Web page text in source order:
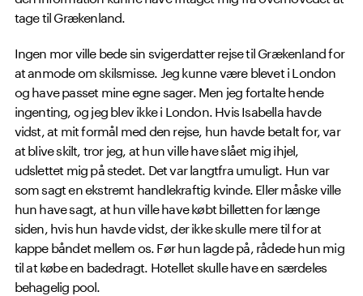
tage til Grækenland.
Ingen mor ville bede sin svigerdatter rejse til Grækenland for
at anmode om skilsmisse. Jeg kunne være blevet i London
og have passet mine egne sager. Men jeg fortalte hende
ingenting, og jeg blev ikke i London. Hvis Isabella havde
vidst, at mit formål med den rejse, hun havde betalt for, var
at blive skilt, tror jeg, at hun ville have slået mig ihjel,
udslettet mig på stedet. Det var langtfra umuligt. Hun var
som sagt en ekstremt handlekraftig kvinde. Eller måske ville
hun have sagt, at hun ville have købt billetten for længe
siden, hvis hun havde vidst, der ikke skulle mere til for at
kappe båndet mellem os. Før hun lagde på, rådede hun mig
til at købe en badedragt. Hotellet skulle have en særdeles
behagelig pool.